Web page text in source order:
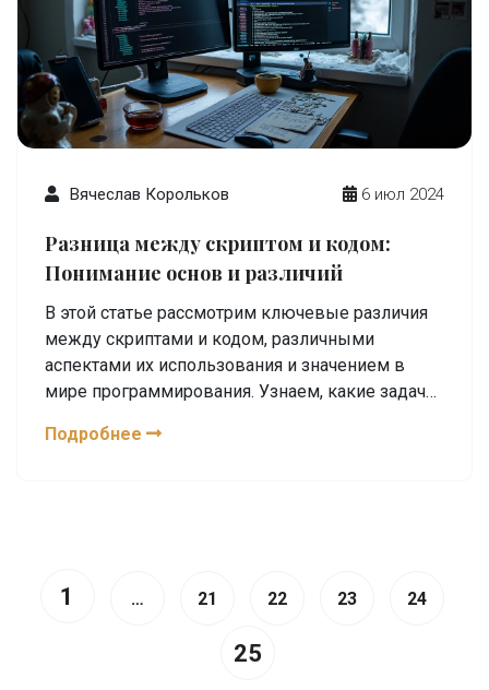
Вячеслав Корольков 6 июл 2024
Разница между скриптом и кодом:
Понимание основ и различий
В этой статье рассмотрим ключевые различия
между скриптами и кодом, различными
аспектами их использования и значением в
мире программирования. Узнаем, какие задачи
программирования чаще всего применяют. Эта
Подробнее
1 … 21 22 23 24
25